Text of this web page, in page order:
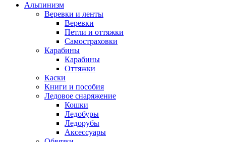
Альпинизм
Веревки и ленты
Веревки
Петли и оттяжки
Самостраховки
Карабины
Карабины
Оттяжки
Каски
Книги и пособия
Ледовое снаряжение
Кошки
Ледобуры
Ледорубы
Аксессуары